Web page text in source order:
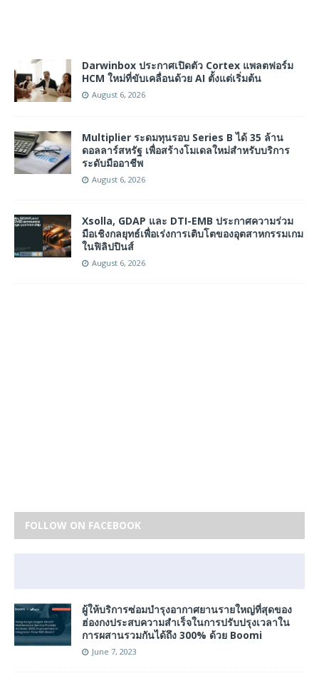
Darwinbox ประกาศเปิดตัว Cortex แพลตฟอร์ม
HCM ใหม่ที่ขับเคลื่อนด้วย AI ตั้งแต่เริ่มต้น
August 6, 2026
Multiplier ระดมทุนรอบ Series B ได้ 35 ล้าน
ดอลลาร์สหรัฐ เพื่อสร้างโมเดลใหม่สำหรับบริการ
ระดับมืออาชีพ
August 6, 2026
Xsolla, GDAP และ DTI-EMB ประกาศความร่วม
มือเชิงกลยุทธ์เพื่อเร่งการเติบโตของอุตสาหกรรมเกม
ในฟิลิปปินส์
August 6, 2026
FOLLOW ON FACEBOOK
ผู้ให้บริการซ่อมบำรุงอากาศยานรายใหญ่ที่สุดของ
ฮ่องกงประสบความสำเร็จในการปรับปรุงเวลาใน
การผสานรวมกันได้ถึง 300% ด้วย Boomi
June 7, 2023